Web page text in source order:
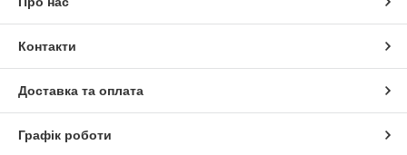
Контакти
Доставка та оплата
Графік роботи